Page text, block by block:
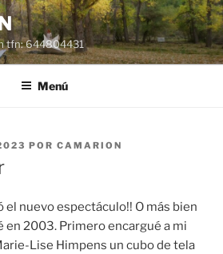
tfn: 644804431
Menú
POR CAMARION
el nuevo espectáculo!! O más bien
en 2003. Primero encargué a mi
Lise Himpens un cubo de tela